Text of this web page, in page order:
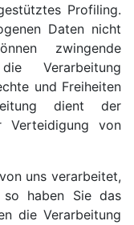
Profiling.
Daten nicht
zwingende
Verarbeitung
und Freiheiten
dient der
Verteidigung von
uns verarbeitet,
haben Sie das
die Verarbeitung